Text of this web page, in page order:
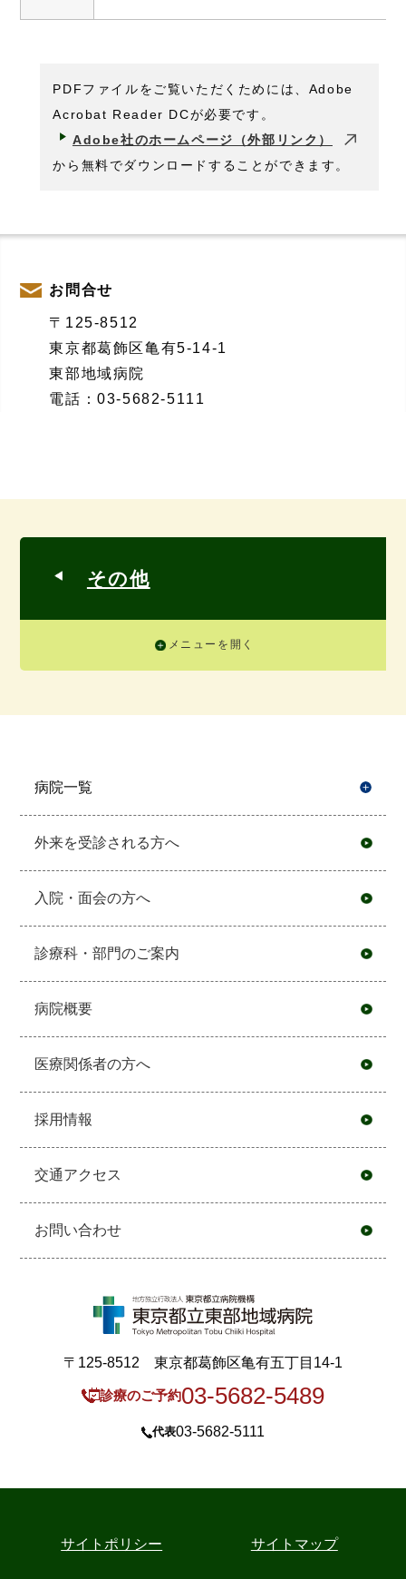
PDFファイルをご覧いただくためには、Adobe
Acrobat Reader DCが必要です。
Adobe社のホームページ（外部リンク）
から無料でダウンロードすることができます。
お問合せ
〒125-8512
東京都葛飾区亀有5-14-1
東部地域病院
電話：03-5682-5111
その他
メニューを開く
病院一覧
外来を受診される方へ
入院・面会の方へ
診療科・部門のご案内
病院概要
医療関係者の方へ
採用情報
交通アクセス
お問い合わせ
〒125-8512 東京都葛飾区亀有五丁目14-1
診療のご予約03-5682-5489
代表03-5682-5111
サイトポリシー サイトマップ